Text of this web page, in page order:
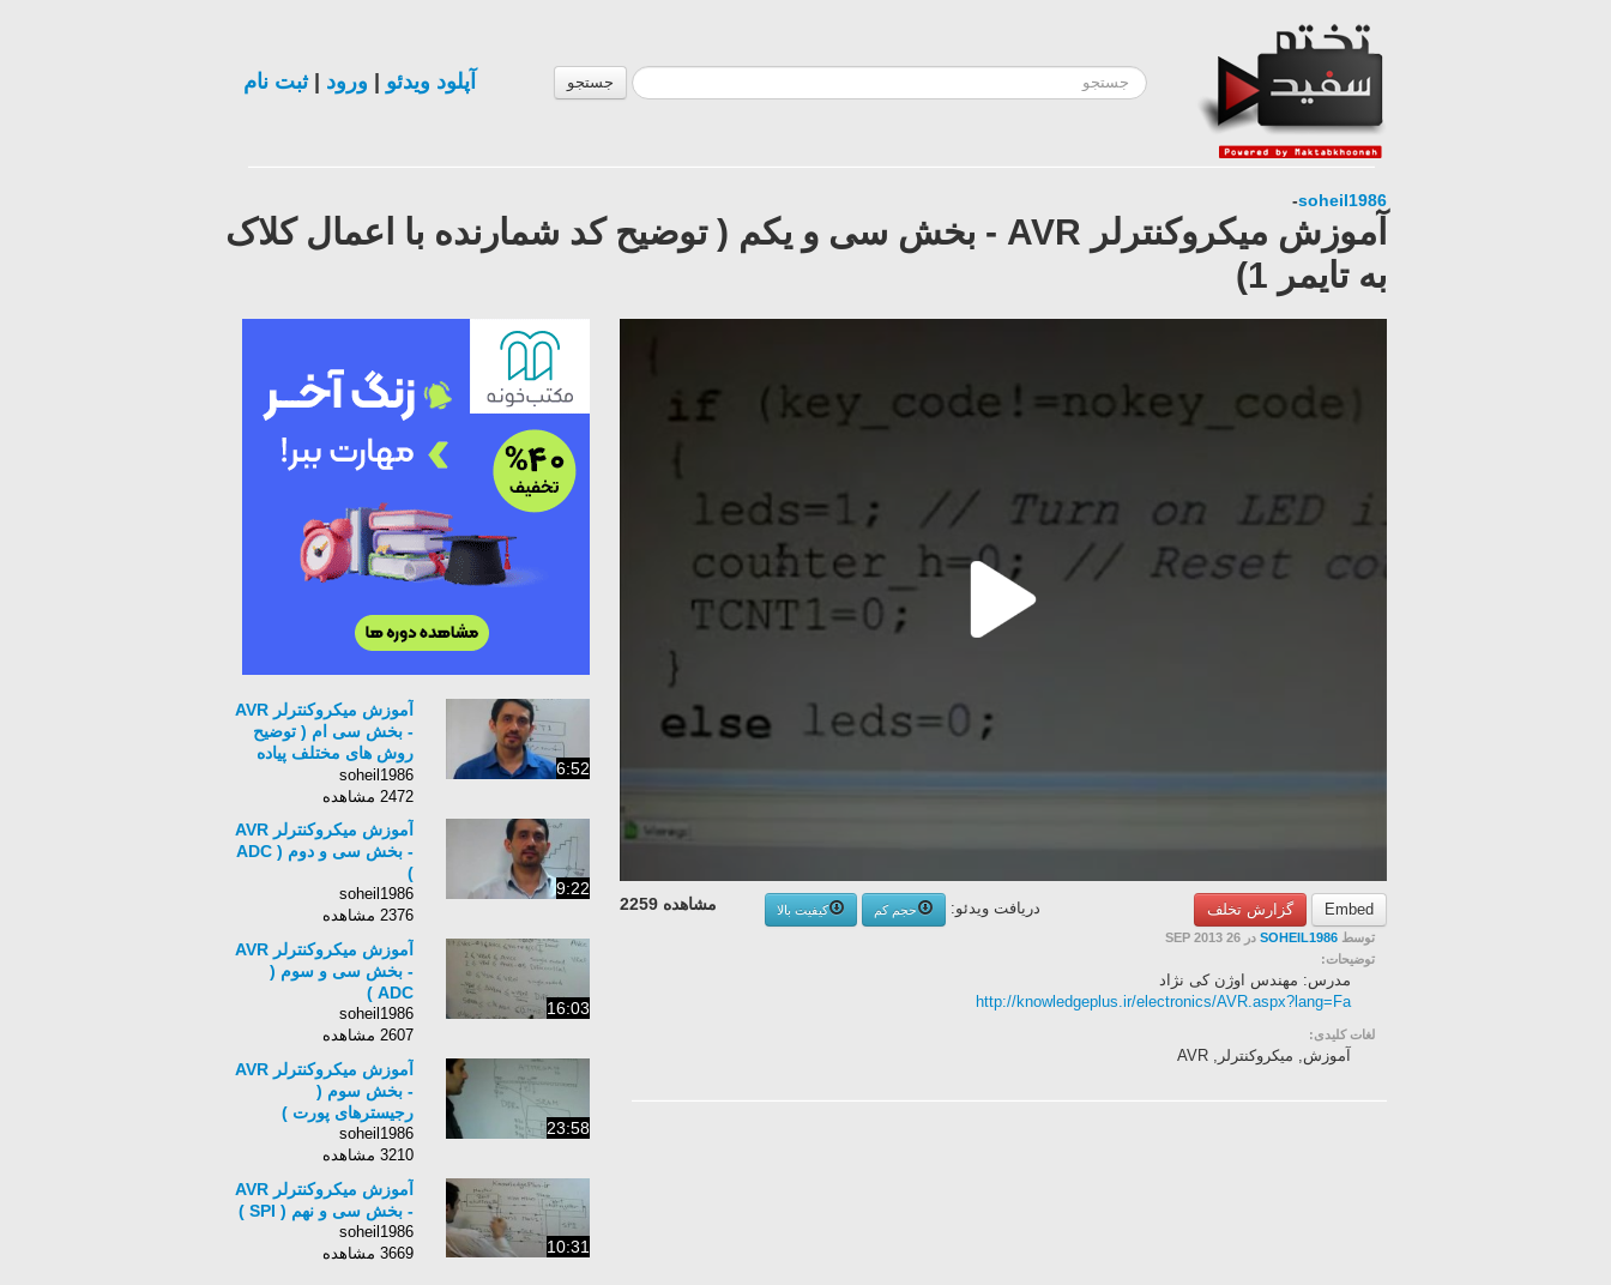
جستجو آپلود ویدئو ورود |ثبت نام
soheil1986
-
آموزش میکروکنترلر AVR - بخش سی و یکم ( توضیح کد شمارنده با اعمال کلاک
به تایمر 1)
Embed گزارش تخلف مشاهده 2259 دریافت ویدئو: حجم کم
کیفیت بالا
توسط SOHEIL1986 در 26 SEP 2013
توضیحات:
مدرس: مهندس اوژن کی نژاد
http://knowledgeplus.ir/electronics/AVR.aspx?lang=Fa
لغات کلیدی:
آموزش, میکروکنترلر, AVR
6:52
آموزش میکروکنترلر AVR
- بخش سی ام ( توضیح
روش های مختلف پیاده
سازی شمارنده)
soheil1986
2472 مشاهده
9:22
آموزش میکروکنترلر AVR
- بخش سی و دوم ( ADC
)
soheil1986
2376 مشاهده
16:03
آموزش میکروکنترلر AVR
- بخش سی و سوم (
ADC )
soheil1986
2607 مشاهده
23:58
آموزش میکروکنترلر AVR
- بخش سوم (
رجیسترهای پورت )
soheil1986
3210 مشاهده
10:31
آموزش میکروکنترلر AVR
- بخش سی و نهم ( SPI )
soheil1986
3669 مشاهده